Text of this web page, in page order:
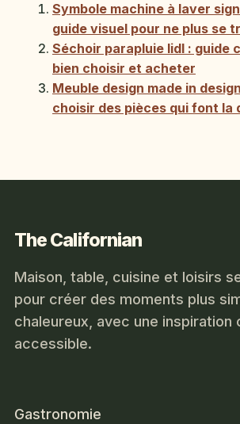
Symbole machine à laver
guide visuel pour ne plus se
Séchoir parapluie lidl : guide
bien choisir et acheter
Meuble design made in
choisir des pièces qui font la
The Californian
Maison, table, cuisine et loisirs
pour créer des moments plus
chaleureux, avec une inspiration
accessible.
Gastronomie